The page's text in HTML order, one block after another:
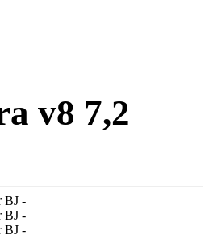
v8 7,2